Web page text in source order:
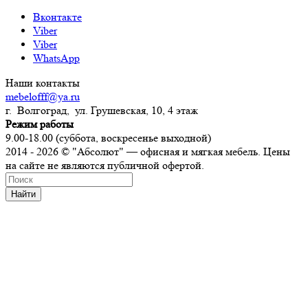
Вконтакте
Viber
Viber
WhatsApp
Наши контакты
mebelofff@ya.ru
г. Волгоград, ул. Грушевская, 10, 4 этаж
Режим работы
9.00-18.00 (суббота, воскресенье выходной)
2014 - 2026 © "Абсолют" — офисная и мягкая мебель. Цены
на сайте не являются публичной офертой.
Найти